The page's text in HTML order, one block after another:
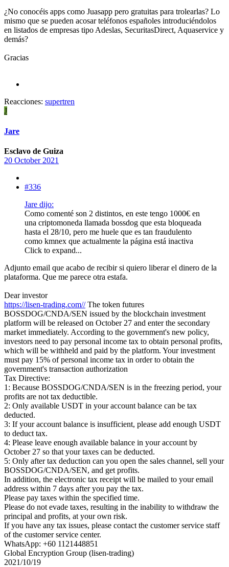
¿No conocéis apps como Juasapp pero gratuitas para trolearlas? Lo
mismo que se pueden acosar teléfonos españoles introduciéndolos
en listados de empresas tipo Adeslas, SecuritasDirect, Aquaservice y
demás?
Gracias
Reacciones: supertren
J
Jare
Esclavo de Guiza
20 October 2021
#336
Jare dijo:
Como comenté son 2 distintos, en este tengo 1000€ en
una criptomoneda llamada bossdog que esta bloqueada
hasta el 28/10, pero me huele que es tan fraudulento
como kmnex que actualmente la página está inactiva
Click to expand...
Adjunto email que acabo de recibir si quiero liberar el dinero de la
plataforma. Que me parece otra estafa.
Dear investor
https://lisen-trading.com//The token futures
BOSSDOG/CNDA/SEN issued by the blockchain investment
platform will be released on October 27 and enter the secondary
market immediately. According to the government's new policy,
investors need to pay personal income tax to obtain personal profits,
which will be withheld and paid by the platform. Your investment
must pay 15% of personal income tax in order to obtain the
government's transaction authorization
Tax Directive:
1: Because BOSSDOG/CNDA/SEN is in the freezing period, your
profits are not tax deductible.
2: Only available USDT in your account balance can be tax
deducted.
3: If your account balance is insufficient, please add enough USDT
to deduct tax.
4: Please leave enough available balance in your account by
October 27 so that your taxes can be deducted.
5: Only after tax deduction can you open the sales channel, sell your
BOSSDOG/CNDA/SEN, and get profits.
In addition, the electronic tax receipt will be mailed to your email
address within 7 days after you pay the tax.
Please pay taxes within the specified time.
Please do not evade taxes, resulting in the inability to withdraw the
principal and profits, at your own risk.
If you have any tax issues, please contact the customer service staff
of the customer service center.
WhatsApp: +60 1121448851
Global Encryption Group (lisen-trading)
2021/10/19